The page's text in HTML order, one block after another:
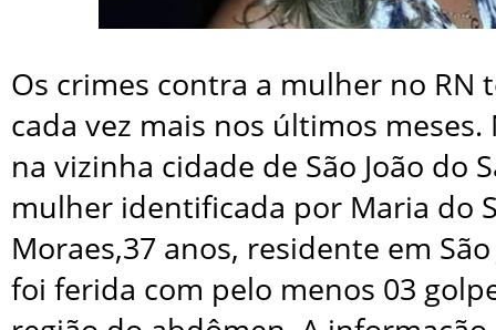
Os crimes contra a mulher no RN
cada vez mais nos últimos
na vizinha cidade de São João do
mulher identificada por Maria do
Moraes,37 anos, residente em
foi ferida com pelo menos 03